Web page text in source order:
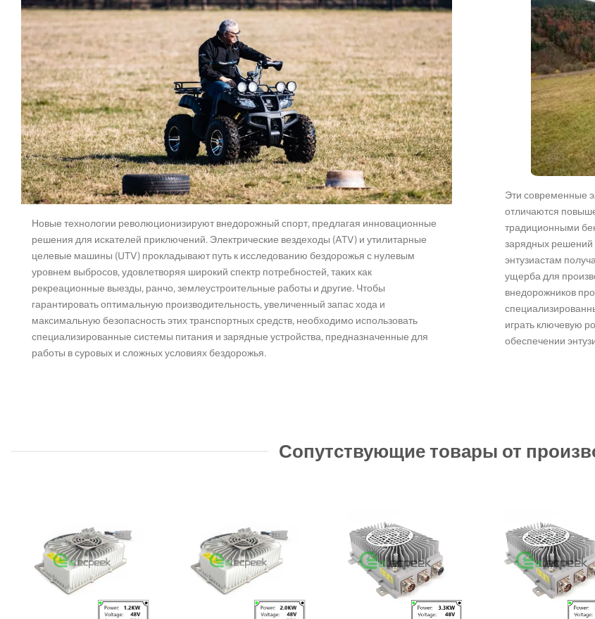
Новые технологии революционизируют внедорожный спорт, предлагая инновационные
решения для искателей приключений. Электрические вездеходы (ATV) и утилитарные
целевые машины (UTV) прокладывают путь к исследованию бездорожья с нулевым
уровнем выбросов, удовлетворяя широкий спектр потребностей, таких как
рекреационные выезды, ранчо, землеустроительные работы и другие. Чтобы
гарантировать оптимальную производительность, увеличенный запас хода и
максимальную безопасность этих транспортных средств, необходимо использовать
специализированные системы питания и зарядные устройства, предназначенные для
работы в суровых и сложных условиях бездорожья.
Эти современные
отличаются
традиционными
зарядных решений
энтузиастам
ущерба для
внедорожников
играть ключевую
обеспечении
Сопутствующие товары от